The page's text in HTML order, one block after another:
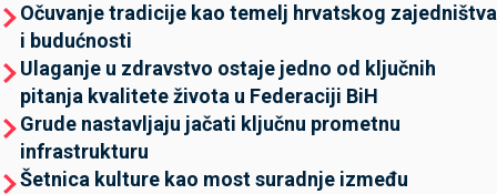
Očuvanje tradicije kao temelj hrvatskog zajedništva
i budućnosti
Ulaganje u zdravstvo ostaje jedno od ključnih
pitanja kvalitete života u Federaciji BiH
Grude nastavljaju jačati ključnu prometnu
infrastrukturu
Šetnica kulture kao most suradnje između